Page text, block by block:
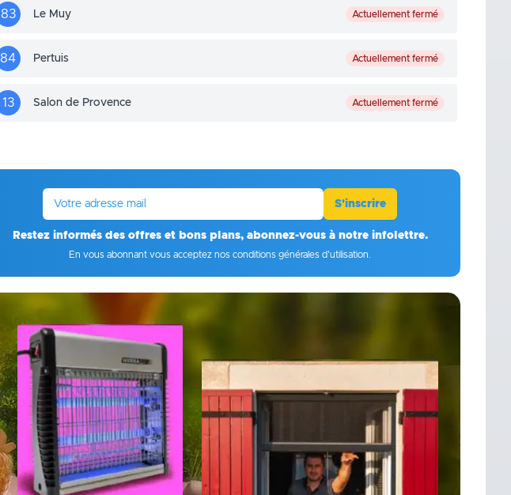
83 Le Muy Actuellement fermé
84 Pertuis Actuellement fermé
13 Salon de Provence Actuellement fermé
E-mail
S'inscrire
Restez informés des offres et bons plans, abonnez-vous à notre infolettre.
En vous abonnant vous acceptez nos conditions générales d'utilisation